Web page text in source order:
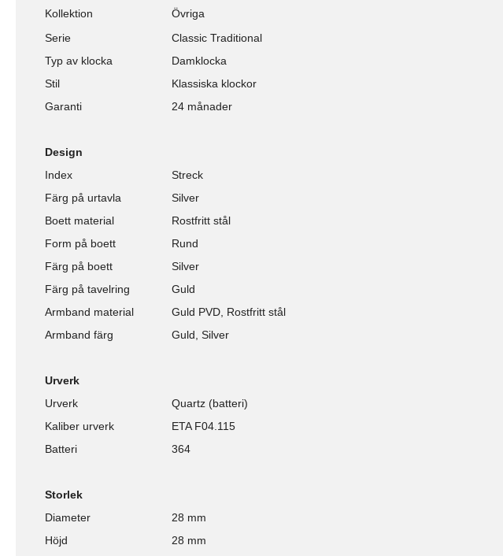
Kollektion
Övriga
Serie
Classic Traditional
Typ av klocka
Damklocka
Stil
Klassiska klockor
Garanti
24 månader
Design
Index
Streck
Färg på urtavla
Silver
Boett material
Rostfritt stål
Form på boett
Rund
Färg på boett
Silver
Färg på tavelring
Guld
Armband material
Guld PVD, Rostfritt stål
Armband färg
Guld, Silver
Urverk
Urverk
Quartz (batteri)
Kaliber urverk
ETA F04.115
Batteri
364
Storlek
Diameter
28 mm
Höjd
28 mm